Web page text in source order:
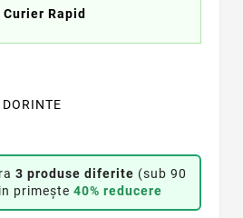
Curier Rapid
3 produse diferite (sub 90
primește 40% reducere